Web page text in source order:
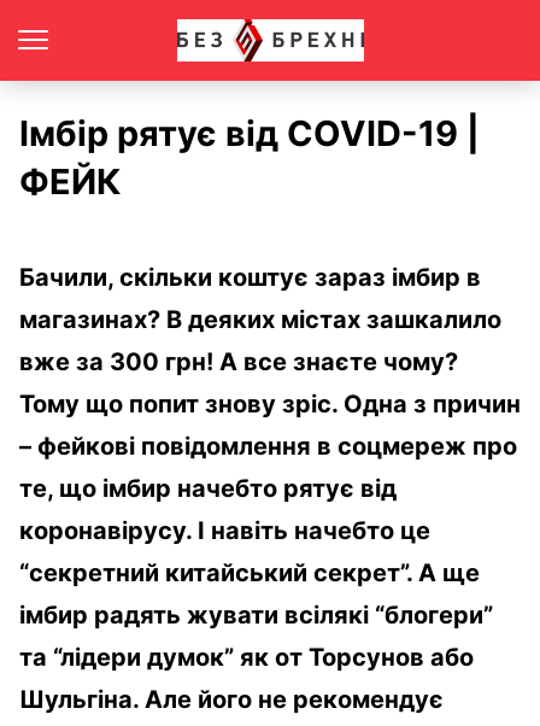
Імбір рятує від COVID-19 |
ФЕЙК
Бачили, скільки коштує зараз імбир в
магазинах? В деяких містах зашкалило
вже за 300 грн! А все знаєте чому?
Тому що попит знову зріс. Одна з причин
– фейкові повідомлення в соцмереж про
те, що імбир начебто рятує від
коронавірусу. І навіть начебто це
“секретний китайський секрет”. А ще
імбир радять жувати всілякі “блогери”
та “лідери думок” як от Торсунов або
Шульгіна. Але його не рекомендує